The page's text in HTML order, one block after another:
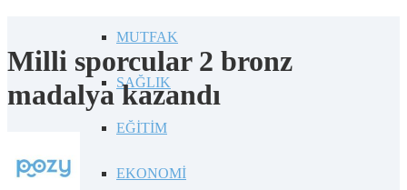
MUTFAK
SAĞLIK
EĞİTİM
EKONOMİ
Milli sporcular 2 bronz
madalya kazandı